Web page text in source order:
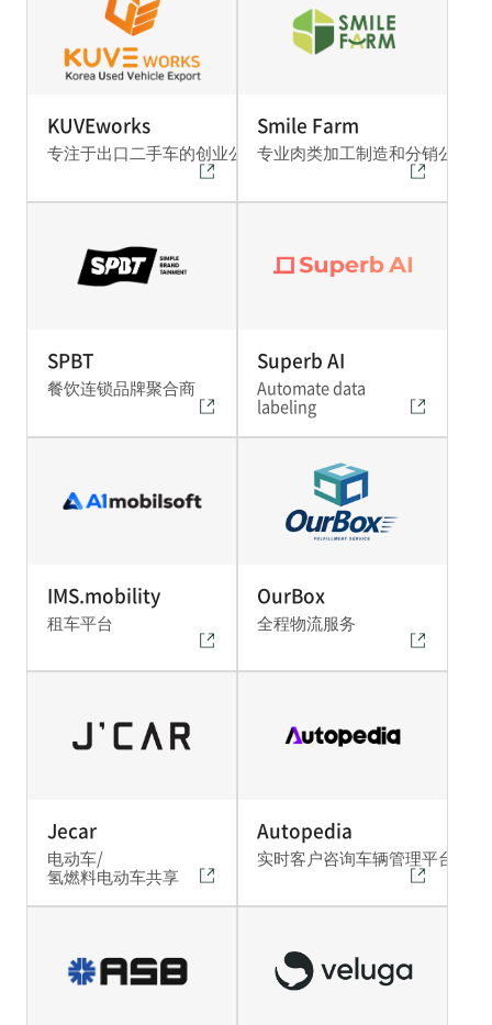
KUVEworks
专注于出口二手车的创业公司
Smile Farm
专业肉类加工制造和分销公司
SPBT
餐饮连锁品牌聚合商
Superb AI
Automate data
labeling
IMS.mobility
租车平台
OurBox
全程物流服务
Jecar
电动车/
氢燃料电动车共享
Autopedia
实时客户咨询车辆管理平台